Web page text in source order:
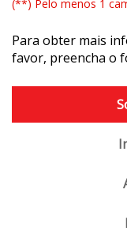
(**) Pelo menos 1
Para obter mais
favor, preencha o